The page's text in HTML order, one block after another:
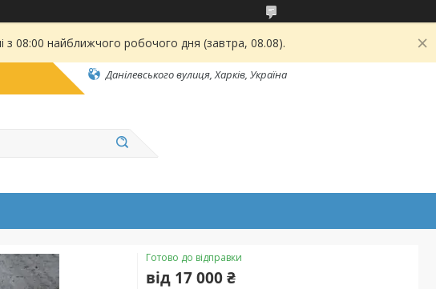
з 08:00 найближчого робочого дня (завтра, 08.08).
Данілевського вулиця, Харків, Україна
Готово до відправки
від 17 000 ₴